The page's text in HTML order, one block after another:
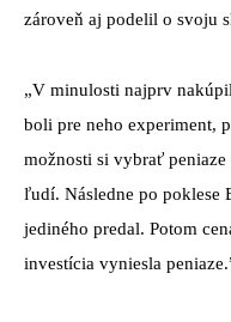
zároveň aj podelil o svoju
„V minulosti najprv
boli pre neho experiment,
možnosti si vybrať
ľudí. Následne po poklese
jediného predal. Potom
investícia vyniesla